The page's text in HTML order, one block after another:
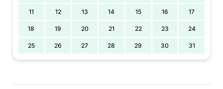
11 12 13 14 15 16 17
18 19 20 21 22 23 24
25 26 27 28 29 30 31